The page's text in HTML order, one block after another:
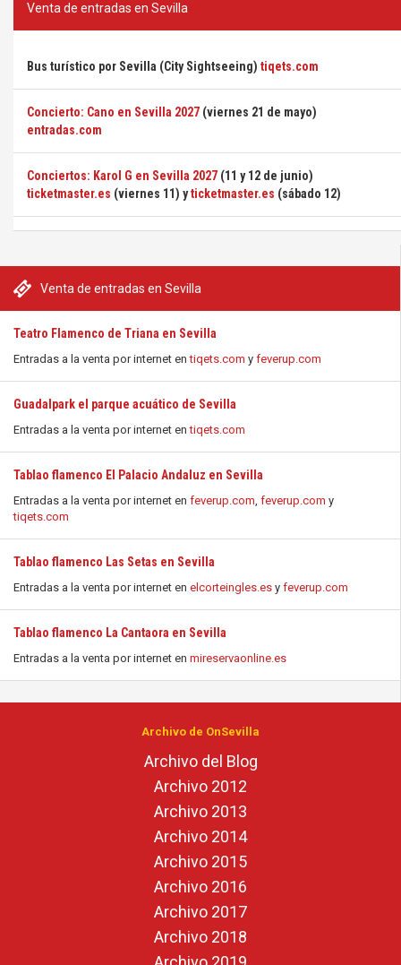
Venta de entradas en Sevilla
Teatro Flamenco de Triana en Sevilla
Entradas a la venta por internet entiqets.com y feverup.com
Guadalpark el parque acuático de Sevilla
Entradas a la venta por internet entiqets.com
Tablao flamenco El Palacio Andaluz en Sevilla
Entradas a la venta por internet en feverup.com, feverup.com y
tiqets.com
Tablao flamenco Las Setas en Sevilla
Entradas a la venta por internet en elcorteingles.es y feverup.com
Tablao flamenco La Cantaora en Sevilla
Entradas a la venta por internet en mireservaonline.es
Venta de entradas en Sevilla
Bus turístico por Sevilla (City Sightseeing) tiqets.com
Concierto: Cano en Sevilla 2027 (viernes 21 de mayo)
entradas.com
Conciertos: Karol G en Sevilla 2027 (11 y 12 de junio)
ticketmaster.es (viernes 11) yticketmaster.es (sábado 12)
Archivo de OnSevilla
Archivo del Blog
Archivo 2012
Archivo 2013
Archivo 2014
Archivo 2015
Archivo 2016
Archivo 2017
Archivo 2018